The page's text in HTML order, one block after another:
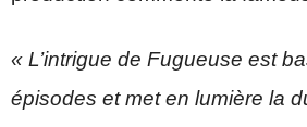
« L’intrigue de Fugueuse est
épisodes et met en lumière la